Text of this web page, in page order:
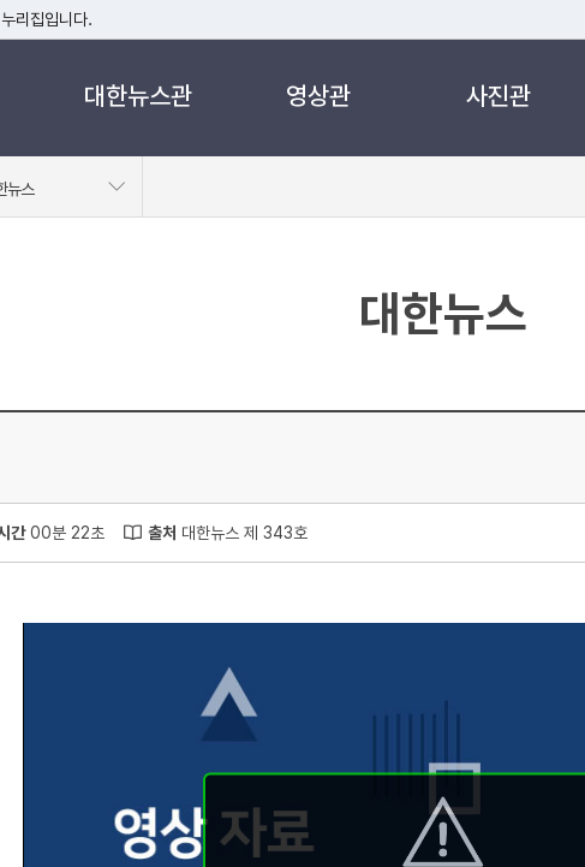
리집입니다.
국 정부기관이 관리하는 누리집입니다.
대한뉴스관 영상관 사진관
뉴스
대한뉴스
간00분 22초 출처 대한뉴스 제 343호